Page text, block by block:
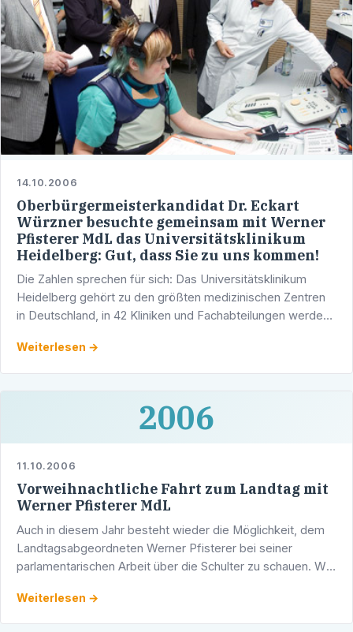
14.10.2006
Oberbürgermeisterkandidat Dr. Eckart
Würzner besuchte gemeinsam mit Werner
Pfisterer MdL das Universitätsklinikum
Heidelberg: Gut, dass Sie zu uns kommen!
Die Zahlen sprechen für sich: Das Universitätsklinikum
Heidelberg gehört zu den größten medizinischen Zentren
in Deutschland, in 42 Kliniken und Fachabteilungen werden
Weiterlesen →
2006
11.10.2006
Vorweihnachtliche Fahrt zum Landtag mit
Werner Pfisterer MdL
Auch in diesem Jahr besteht wieder die Möglichkeit, dem
Landtagsabgeordneten Werner Pfisterer bei seiner
parlamentarischen Arbeit über die Schulter zu schauen. Wer
Weiterlesen →